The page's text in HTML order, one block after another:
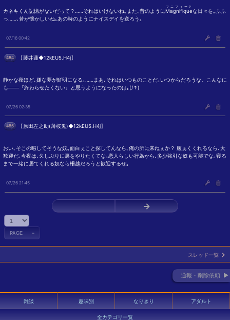
カネキくん記憶がないだって？……それはいけないね｡また､昔のようにMagnifique
マニフィーク
な日々を｡ふふ
っ……､昔が懐かしいね｡あの時のようにナイスデイを送ろう｡
07/16 00:42
484 【藤井蓮◆12kEU5.H4j】
静かな夜ほど､嫌な夢が鮮明になる｡……まあ､それはいつものことだ｡いつからだろうな。こんなに
も───『終わらせたくない』と思うようになったのは｡(/↑)
07/26 02:35
485 【 原田左之助(薄桜鬼)◆12kEU5.H4j】
おい､そこの暇してそうな奴｡面白ぇこと探してんなら､俺の所に来ねぇか？ 腹ぁくくれるなら､大
歓迎だ｡今夜は､久しぶりに裏をやりたくてな｡恋人らしい行為から､多少強引な奴も可能でな｡寝る
まで一緒に居てくれる奴なら柵越だろうと歓迎するぜ｡
07/26 21:45
→
スレッド一覧
通報・削除依頼 ►
雑談 趣味別 なりきり アダルト
全カテゴリ一覧